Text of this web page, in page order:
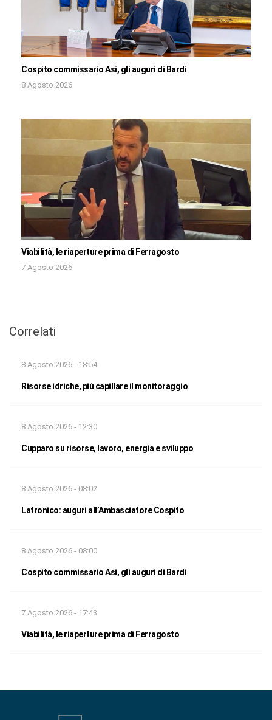
Cospito commissario Asi, gli auguri di Bardi
8 Agosto 2026
Viabilità, le riaperture prima di Ferragosto
7 Agosto 2026
Correlati
8 Agosto 2026 - 18:54
Risorse idriche, più capillare il monitoraggio
8 Agosto 2026 - 12:30
Cupparo su risorse, lavoro, energia e sviluppo
8 Agosto 2026 - 08:02
Latronico: auguri all’Ambasciatore Cospito
8 Agosto 2026 - 08:00
Cospito commissario Asi, gli auguri di Bardi
7 Agosto 2026 - 17:43
Viabilità, le riaperture prima di Ferragosto